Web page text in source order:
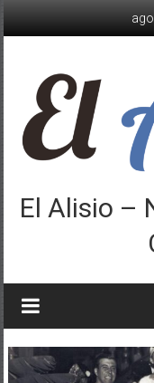
El Alisio –